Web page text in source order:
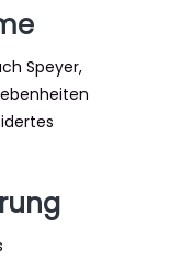
Speyer,